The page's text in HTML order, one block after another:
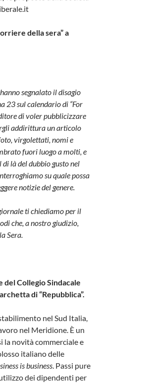
della sera” a
segnalato il disagio
23 sul calendario di “For
di voler pubblicizzare
addirittura un articolo
virgolettati, nomi e
fuori luogo a molti, e
là del dubbio gusto nel
su quale possa
notizie del genere.
ti chiediamo per il
che, a nostro giudizio,
Sera.
Collegio Sindacale
di “Repubblica”.
nel Sud Italia,
nel Meridione. È un
la novità commerciale e
italiano delle
is business. Passi pure
dei dipendenti per